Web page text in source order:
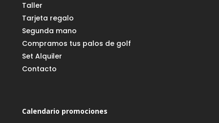
Taller
Tarjeta regalo
Segunda mano
Compramos tus palos de golf
Set Alquiler
Contacto
Calendario promociones